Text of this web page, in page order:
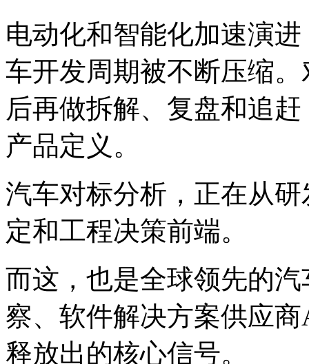
电动化和智能化加速演
车开发周期被不断压缩
后再做拆解、复盘和追
产品定义。
汽车对标分析，正在从
定和工程决策前端。
而这，也是全球领先的
察、软件解决方案供应
释放出的核心信号。